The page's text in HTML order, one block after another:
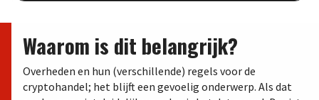
Waarom is dit belangrijk?
Overheden en hun (verschillende) regels voor de
cryptohandel; het blijft een gevoelig onderwerp. Als dat